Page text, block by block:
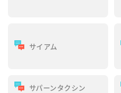
サイアム
サパーンタクシン